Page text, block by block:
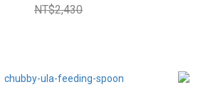
NT$2,430